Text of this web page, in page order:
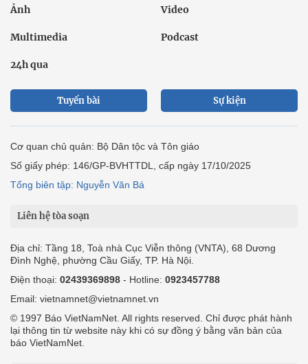
Ảnh Video
Multimedia Podcast
24h qua
Tuyến bài Sự kiện
Cơ quan chủ quản: Bộ Dân tộc và Tôn giáo
Số giấy phép: 146/GP-BVHTTDL, cấp ngày 17/10/2025
Tổng biên tập: Nguyễn Văn Bá
Liên hệ tòa soạn
Địa chỉ: Tầng 18, Toà nhà Cục Viễn thông (VNTA), 68 Dương
Đình Nghệ, phường Cầu Giấy, TP. Hà Nội.
Điện thoại: 02439369898 - Hotline: 0923457788
Email: vietnamnet@vietnamnet.vn
© 1997 Báo VietNamNet. All rights reserved. Chỉ được phát hành
lại thông tin từ website này khi có sự đồng ý bằng văn bản của
báo VietNamNet.